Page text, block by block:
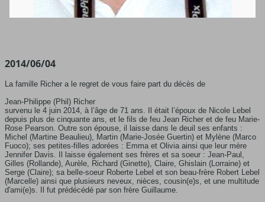
2014/06/04
La famille Richer a le regret de vous faire part du décès de
Jean-Philippe (Phil) Richer
survenu le 4 juin 2014, à l’âge de 71 ans. Il était l’époux de Nicole Lebel
depuis plus de cinquante ans, et le fils de feu Jean Richer et de feu Marie-
Rose Pearson. Outre son épouse, il laisse dans le deuil ses enfants :
Michel (Martine Beaulieu), Martin (Marie-Josée Guertin) et Mylène (Marco
Fuoco); ses petites-filles adorées : Emma et Olivia ainsi que leur mère
Jennifer Davis. Il laisse également ses frères et sa soeur : Jean-Paul,
Gilles (Rollande), Aurèle, Richard (Ginette), Claire, Ghislain (Lorraine) et
Serge (Claire); sa belle-soeur Roberte Lebel et son beau-frère Robert Lebel
(Marcelle) ainsi que plusieurs neveux, nièces, cousin(e)s, et une multitude
d'ami(e)s. Il fut prédécédé par son frère Guillaume.